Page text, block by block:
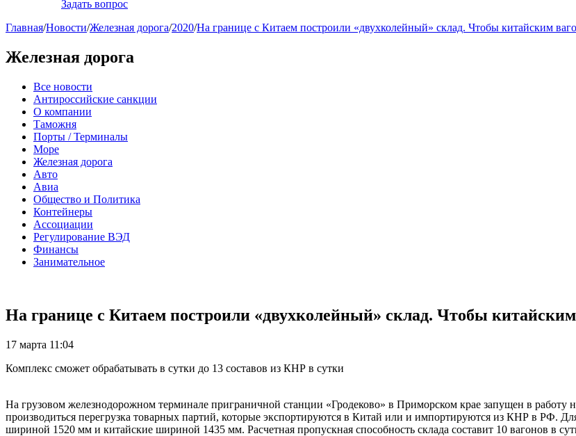
Задать вопрос
Главная/Новости/Железная дорога/2020/На границе с Китаем построили «двухколейный» склад. Чтобы китайским
Железная дорога
Все новости
Антироссийские санкции
О компании
Таможня
Порты / Терминалы
Море
Железная дорога
Авто
Авиа
Общество и Политика
Контейнеры
Ассоциации
Регулирование ВЭД
Финансы
Занимательное
На границе с Китаем построили «двухколейный» склад. Чтобы
17 марта 11:04
Комплекс сможет обрабатывать в сутки до 13 составов из КНР в сутки
На грузовом железнодорожном терминале приграничной станции «Гродеково» в Приморском крае запущен в
производиться перегрузка товарных партий, которые экспортируются в Китай или и импортируются из КНР в РФ.
шириной 1520 мм и китайские шириной 1435 мм. Расчетная пропускная способность склада составит 10 вагонов в